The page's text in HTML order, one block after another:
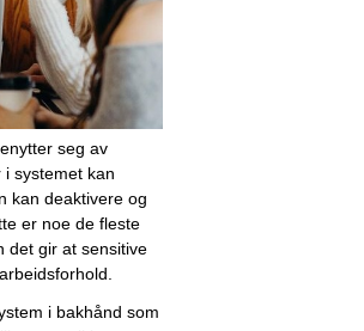
seg av
i systemet kan
kan deaktivere og
er noe de fleste
det gir at sensitive
i bakhånd som